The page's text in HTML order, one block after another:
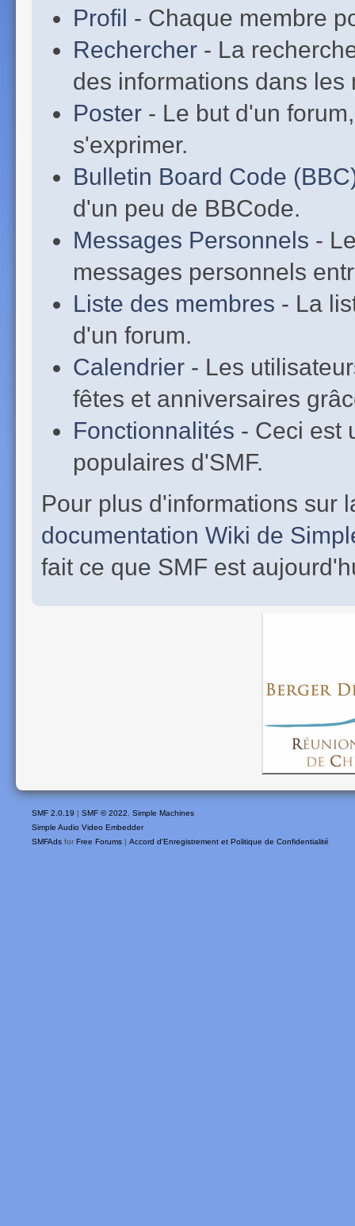
Profil - Chaque membre
Rechercher - La
des informations dans
Poster - Le but d'un
s'exprimer.
Bulletin Board Code
d'un peu de BBCode.
Messages Personnels -
messages personnels
Liste des membres - La
d'un forum.
Calendrier - Les
fêtes et anniversaires
Fonctionnalités - Ceci est
populaires d'SMF.
Pour plus d'informations sur
documentation Wiki de
fait ce que SMF est
SMF 2.0.19 | SMF © 2022
Simple Machines
Simple Audio Video Embedder
SMFAds for Free Forums | Accord d'Enregistrement et Politique de Confidentialité